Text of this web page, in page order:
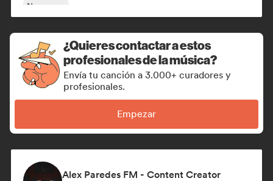
New wave
¿Quieres contactar a estos
profesionales de la música?
Envía tu canción a 3.000+ curadores y
profesionales.
Empezar
Alex Paredes FM - Content Creator